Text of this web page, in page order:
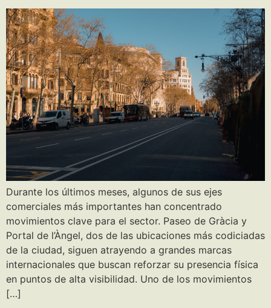
Durante los últimos meses, algunos de sus ejes
comerciales más importantes han concentrado
movimientos clave para el sector. Paseo de Gràcia y
Portal de l’Àngel, dos de las ubicaciones más codiciadas
de la ciudad, siguen atrayendo a grandes marcas
internacionales que buscan reforzar su presencia física
en puntos de alta visibilidad. Uno de los movimientos
[…]